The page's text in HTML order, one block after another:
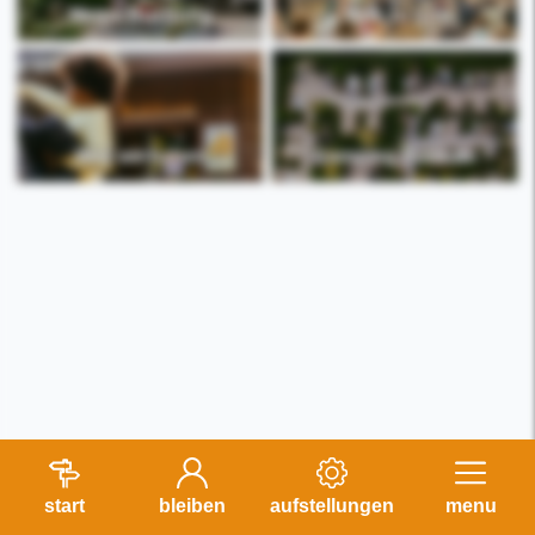
Meine Buchung Was zu tun
Was wir haben Camping Bakkum
start bleiben aufstellungen menu